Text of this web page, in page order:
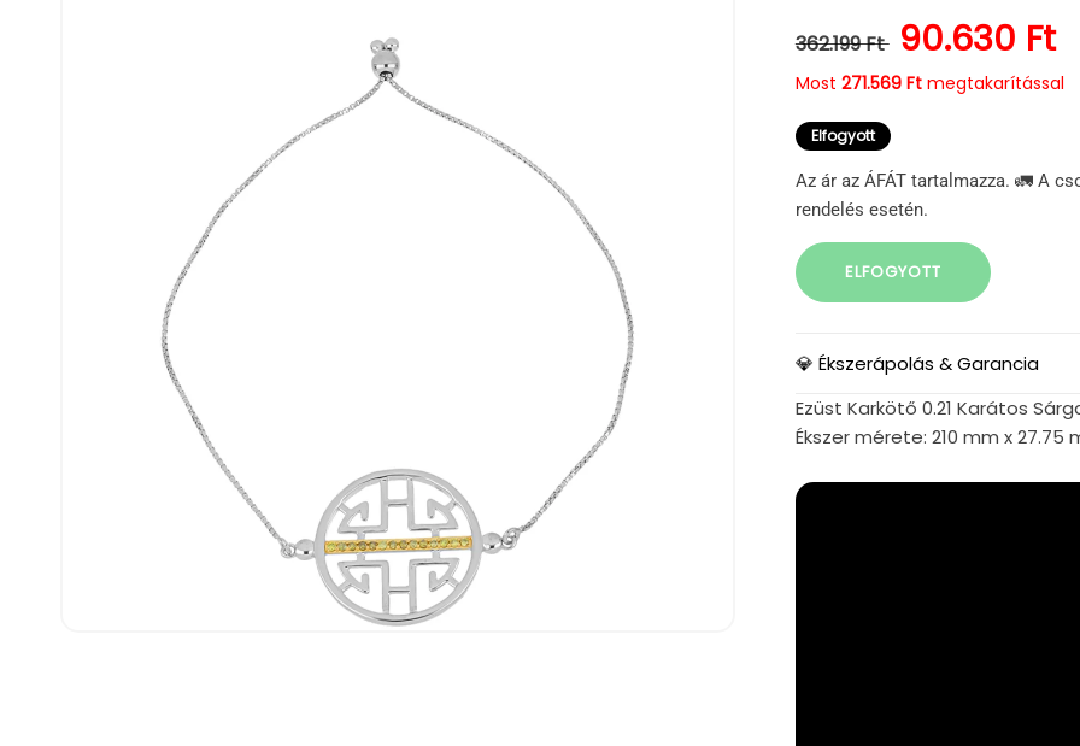
Normál ár
362.199 Ft 90.630 Ft
Most 271.569 Ftmegtakarítással
Elfogyott
Az ár az ÁFÁT tartalmazza. 🚛 A
rendelés esetén.
ELFOGYOTT
💎 Ékszerápolás & Garancia
Ezüst Karkötő 0.21 Karátos
Ékszer mérete: 210 mm x 27.75